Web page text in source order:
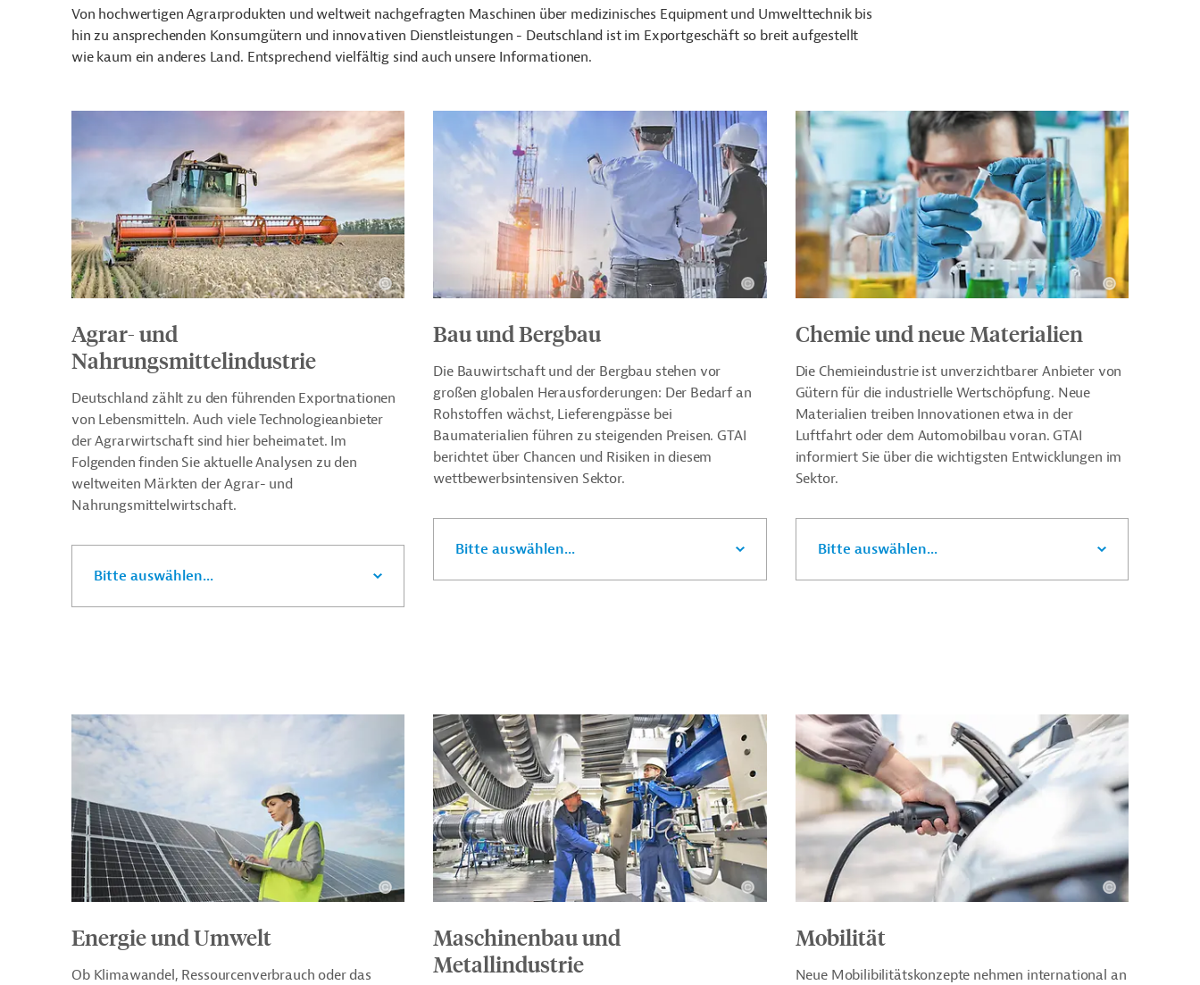
Von hochwertigen Agrarprodukten und weltweit nachgefragten Maschinen über medizinisches Equipment und Umwelttechnik bis
hin zu ansprechenden Konsumgütern und innovativen Dienstleistungen - Deutschland ist im Exportgeschäft so breit aufgestellt
wie kaum ein anderes Land. Entsprechend vielfältig sind auch unsere Informationen.
Agrar- und
Nahrungsmittelindustrie
Deutschland zählt zu den führenden Exportnationen
von Lebensmitteln. Auch viele Technologieanbieter
der Agrarwirtschaft sind hier beheimatet. Im
Folgenden finden Sie aktuelle Analysen zu den
weltweiten Märkten der Agrar- und
Nahrungsmittelwirtschaft.
Bitte auswählen...
Bau und Bergbau
Die Bauwirtschaft und der Bergbau stehen vor
großen globalen Herausforderungen: Der Bedarf an
Rohstoffen wächst, Lieferengpässe bei
Baumaterialien führen zu steigenden Preisen. GTAI
berichtet über Chancen und Risiken in diesem
wettbewerbsintensiven Sektor.
Bitte auswählen...
Chemie und neue Materialien
Die Chemieindustrie ist unverzichtbarer Anbieter von
Gütern für die industrielle Wertschöpfung. Neue
Materialien treiben Innovationen etwa in der
Luftfahrt oder dem Automobilbau voran. GTAI
informiert Sie über die wichtigsten Entwicklungen im
Sektor.
Bitte auswählen...
Energie und Umwelt
Ob Klimawandel, Ressourcenverbrauch oder das
Maschinenbau und
Metallindustrie
Mobilität
Neue Mobilibilitätskonzepte nehmen international an